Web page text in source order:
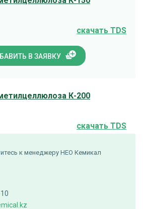
cкачать TDS
В ЗАЯВКУ
К-200
cкачать TDS
В ЗАЯВКУ
К-80
к менеджеру НЕО Кемикал